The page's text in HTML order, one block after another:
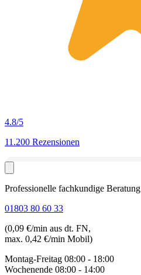
4.8/5
11.200 Rezensionen
Professionelle fachkundige Beratung
01803 80 60 33
(0,09 €/min aus dt. FN,
max. 0,42 €/min Mobil)
Montag-Freitag 08:00 - 18:00
Wochenende 08:00 - 14:00